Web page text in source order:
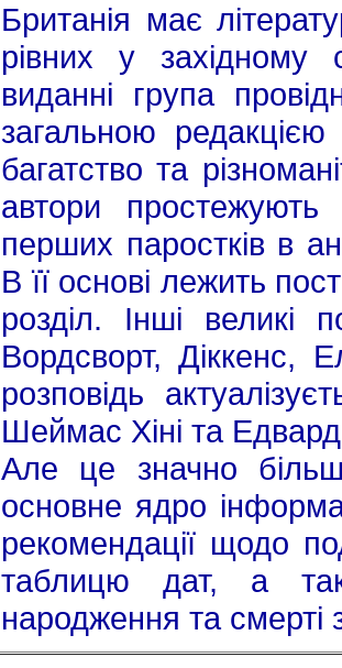
Британія має
рівних у західному
виданні група
загальною
багатство та
автори простежують
перших паростків в
В її основі лежить
розділ. Інші великі
Вордсворт, Діккенс,
розповідь
Шеймас Хіні та
Але це значно
основне ядро
рекомендації щодо
таблицю дат, а
народження та смерті